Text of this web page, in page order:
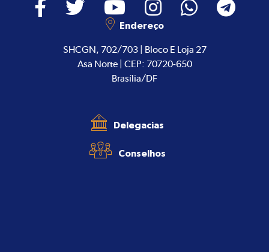
Endereço
SHCGN, 702/703 | Bloco E Loja 27
Asa Norte | CEP: 70720-650
Brasília/DF
Delegacias
Conselhos